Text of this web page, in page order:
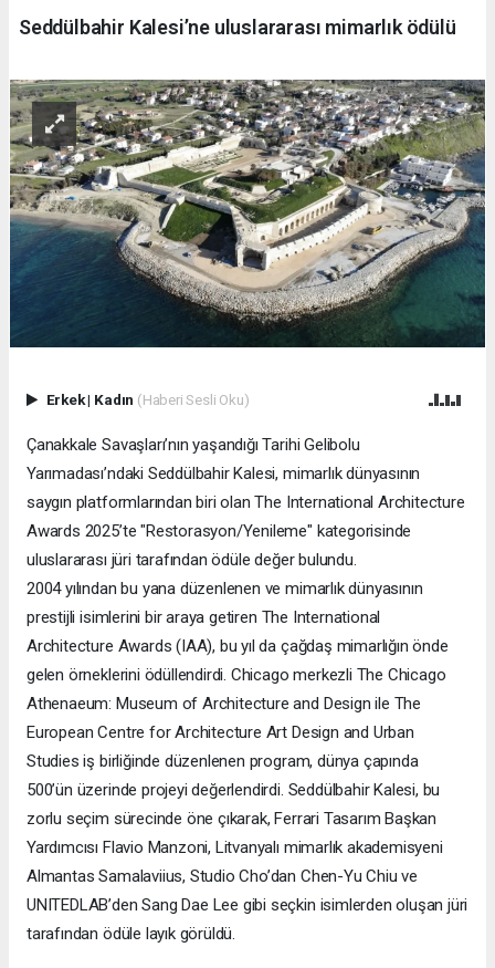
Seddülbahir Kalesi’ne uluslararası mimarlık ödülü
Erkek| Kadın (Haberi Sesli Oku)
Çanakkale Savaşları’nın yaşandığı Tarihi Gelibolu
Yarımadası’ndaki Seddülbahir Kalesi, mimarlık dünyasının
saygın platformlarından biri olan The International Architecture
Awards 2025’te "Restorasyon/Yenileme" kategorisinde
uluslararası jüri tarafından ödüle değer bulundu.
2004 yılından bu yana düzenlenen ve mimarlık dünyasının
prestijli isimlerini bir araya getiren The International
Architecture Awards (IAA), bu yıl da çağdaş mimarlığın önde
gelen örneklerini ödüllendirdi. Chicago merkezli The Chicago
Athenaeum: Museum of Architecture and Design ile The
European Centre for Architecture Art Design and Urban
Studies iş birliğinde düzenlenen program, dünya çapında
500’ün üzerinde projeyi değerlendirdi. Seddülbahir Kalesi, bu
zorlu seçim sürecinde öne çıkarak, Ferrari Tasarım Başkan
Yardımcısı Flavio Manzoni, Litvanyalı mimarlık akademisyeni
Almantas Samalaviius, Studio Cho’dan Chen-Yu Chiu ve
UNITEDLAB’den Sang Dae Lee gibi seçkin isimlerden oluşan jüri
tarafından ödüle layık görüldü.